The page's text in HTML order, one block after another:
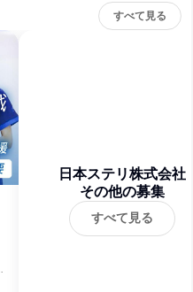
すべて見る
日本ステリ株式会社
その他の募集
すべて見る